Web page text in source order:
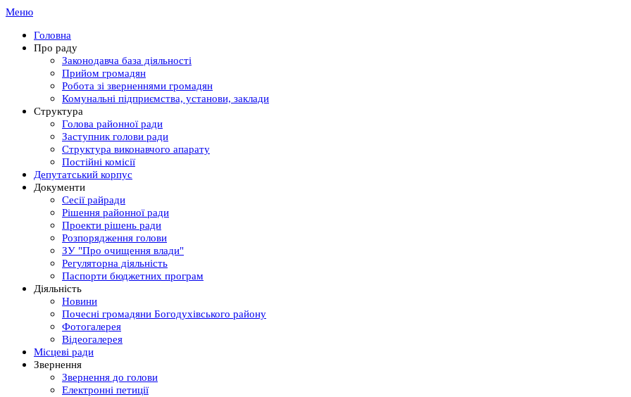
Меню
Головна
Про раду
Законодавча база діяльності
Прийом громадян
Робота зі зверненнями громадян
Комунальні підприємства, установи, заклади
Структура
Голова районної ради
Заступник голови ради
Структура виконавчого апарату
Постійні комісії
Депутатський корпус
Документи
Сесії райради
Рішення районної ради
Проекти рішень ради
Розпорядження голови
ЗУ "Про очищення влади"
Регуляторна діяльність
Паспорти бюджетних програм
Діяльність
Новини
Почесні громадяни Богодухівського району
Фотогалерея
Відеогалерея
Місцеві ради
Звернення
Звернення до голови
Електронні петиції